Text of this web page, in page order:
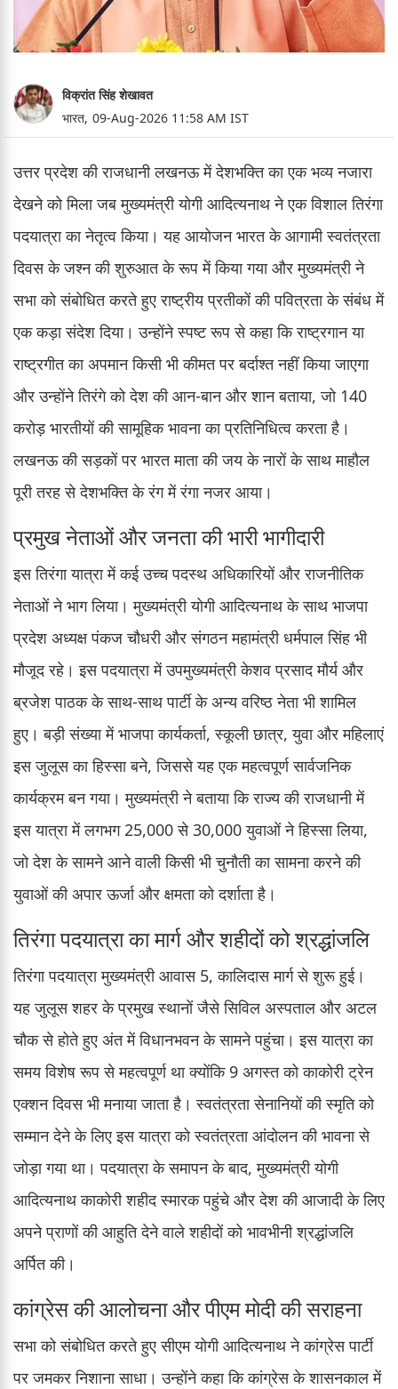
विक्रांत सिंह शेखावत
भारत, 09-Aug-2026 11:58 AM IST
उत्तर प्रदेश की राजधानी लखनऊ में देशभक्ति का एक भव्य नजारा
देखने को मिला जब मुख्यमंत्री योगी आदित्यनाथ ने एक विशाल तिरंगा
पदयात्रा का नेतृत्व किया। यह आयोजन भारत के आगामी स्वतंत्रता
दिवस के जश्न की शुरुआत के रूप में किया गया और मुख्यमंत्री ने
सभा को संबोधित करते हुए राष्ट्रीय प्रतीकों की पवित्रता के संबंध में
एक कड़ा संदेश दिया। उन्होंने स्पष्ट रूप से कहा कि राष्ट्रगान या
राष्ट्रगीत का अपमान किसी भी कीमत पर बर्दाश्त नहीं किया जाएगा
और उन्होंने तिरंगे को देश की आन-बान और शान बताया, जो 140
करोड़ भारतीयों की सामूहिक भावना का प्रतिनिधित्व करता है।
लखनऊ की सड़कों पर भारत माता की जय के नारों के साथ माहौल
पूरी तरह से देशभक्ति के रंग में रंगा नजर आया।
प्रमुख नेताओं और जनता की भारी भागीदारी
इस तिरंगा यात्रा में कई उच्च पदस्थ अधिकारियों और राजनीतिक
नेताओं ने भाग लिया। मुख्यमंत्री योगी आदित्यनाथ के साथ भाजपा
प्रदेश अध्यक्ष पंकज चौधरी और संगठन महामंत्री धर्मपाल सिंह भी
मौजूद रहे। इस पदयात्रा में उपमुख्यमंत्री केशव प्रसाद मौर्य और
ब्रजेश पाठक के साथ-साथ पार्टी के अन्य वरिष्ठ नेता भी शामिल
हुए। बड़ी संख्या में भाजपा कार्यकर्ता, स्कूली छात्र, युवा और महिलाएं
इस जुलूस का हिस्सा बने, जिससे यह एक महत्वपूर्ण सार्वजनिक
कार्यक्रम बन गया। मुख्यमंत्री ने बताया कि राज्य की राजधानी में
इस यात्रा में लगभग 25,000 से 30,000 युवाओं ने हिस्सा लिया,
जो देश के सामने आने वाली किसी भी चुनौती का सामना करने की
युवाओं की अपार ऊर्जा और क्षमता को दर्शाता है।
तिरंगा पदयात्रा का मार्ग और शहीदों को श्रद्धांजलि
तिरंगा पदयात्रा मुख्यमंत्री आवास 5, कालिदास मार्ग से शुरू हुई।
यह जुलूस शहर के प्रमुख स्थानों जैसे सिविल अस्पताल और अटल
चौक से होते हुए अंत में विधानभवन के सामने पहुंचा। इस यात्रा का
समय विशेष रूप से महत्वपूर्ण था क्योंकि 9 अगस्त को काकोरी ट्रेन
एक्शन दिवस भी मनाया जाता है। स्वतंत्रता सेनानियों की स्मृति को
सम्मान देने के लिए इस यात्रा को स्वतंत्रता आंदोलन की भावना से
जोड़ा गया था। पदयात्रा के समापन के बाद, मुख्यमंत्री योगी
आदित्यनाथ काकोरी शहीद स्मारक पहुंचे और देश की आजादी के लिए
अपने प्राणों की आहुति देने वाले शहीदों को भावभीनी श्रद्धांजलि
अर्पित की।
कांग्रेस की आलोचना और पीएम मोदी की सराहना
सभा को संबोधित करते हुए सीएम योगी आदित्यनाथ ने कांग्रेस पार्टी
पर जमकर निशाना साधा। उन्होंने कहा कि कांग्रेस के शासनकाल में